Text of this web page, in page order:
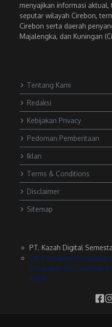
menyajikan informasi
seputar wilayah Cirebon,
Cirebon serta daerah
Majalengka, dan Kuningan
Tentang Kami
Redaksi
Kebijakan Privacy
Pedoman Pemberitaan
Iklan
Terms & Conditions
Disclaimer
Sitemap
PT. Kazah Digital Semesta
Citra Gardenia Pasalakan
Pasalakan Kec. Sumber
45611